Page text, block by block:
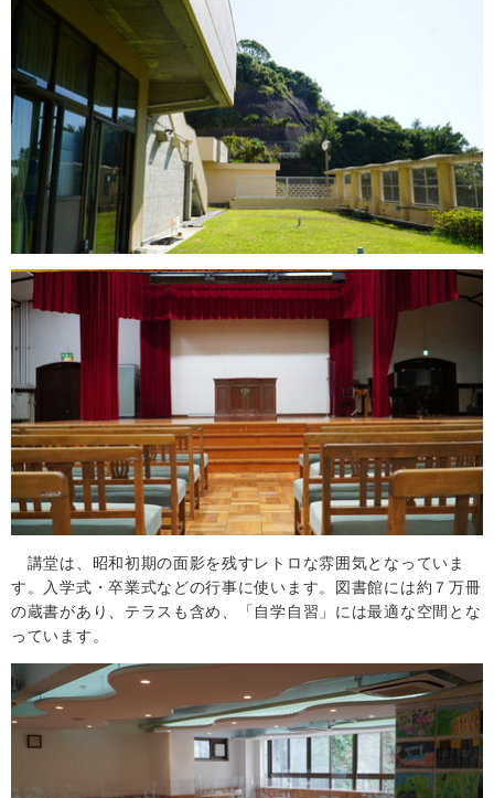
講堂は、昭和初期の面影を残すレトロな雰囲気となっていま
す。入学式・卒業式などの行事に使います。図書館には約７万冊
の蔵書があり、テラスも含め、「自学自習」には最適な空間とな
っています。